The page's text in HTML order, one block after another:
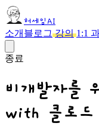
허세임AI
소개 블로그 강의 1:1
종료
비개발자를
with 클로드